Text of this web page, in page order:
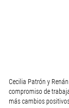
Cecilia Patrón y
compromiso de
más cambios